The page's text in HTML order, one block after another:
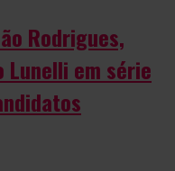
Rodrigues,
Lunelli em série